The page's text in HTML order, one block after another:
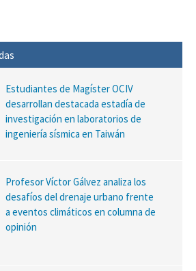
Estudiantes de Magíster OCIV
desarrollan destacada estadía de
investigación en laboratorios de
ingeniería sísmica en Taiwán
Profesor Víctor Gálvez analiza los
desafíos del drenaje urbano frente
a eventos climáticos en columna de
opinión